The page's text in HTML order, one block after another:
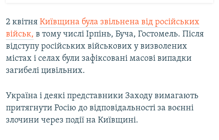
2 квітня Київщина була звільнена від російських
військ, в тому числі Ірпінь, Буча, Гостомель. Після
відступу російських військових у визволених
містах і селах були зафіксовані масові випадки
загибелі цивільних.
Україна і деякі представники Заходу вимагають
притягнути Росію до відповідальності за воєнні
злочини через події на Київщині.